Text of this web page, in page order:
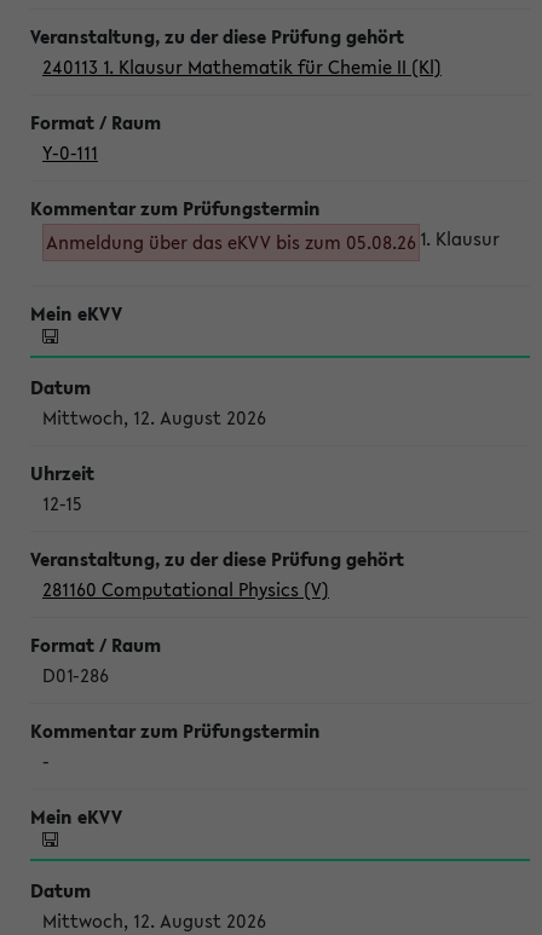
240113 1. Klausur Mathematik für Chemie II (Kl)
Y-0-111
Anmeldung über das eKVV bis zum 05.08.26 1. Klausur
Mittwoch, 12. August 2026
12-15
281160 Computational Physics (V)
D01-286
-
Mittwoch, 12. August 2026